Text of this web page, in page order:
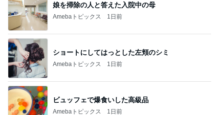
娘を掃除の人と答えた入院中の母
Amebaトピックス 1日前
ショートにしてはっとした左頬のシミ
Amebaトピックス 1日前
ビュッフェで爆食いした高級品
Amebaトピックス 1日前